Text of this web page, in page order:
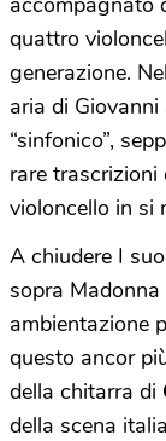
quattro
generazione.
aria di
“sinfonico”,
rare trascrizioni
violoncello in si
A chiudere I
sopra
ambientazione
questo ancor
della chitarra di
della scena